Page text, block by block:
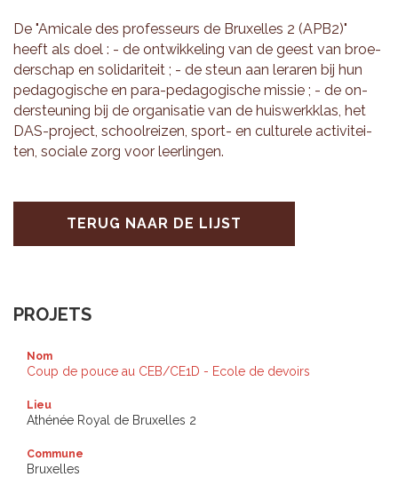
De "Ami­ca­le des pro­fes­seurs de Bruxel­les 2 (APB2)"
heeft als doel : - de ont­wik­ke­ling van de geest van broe­
der­schap en so­li­da­ri­teit ; - de steun aan le­ra­ren bij hun
pe­da­go­gi­sche en para-pe­da­go­gi­sche mis­sie ; - de on­
der­steu­ning bij de or­ga­ni­sa­tie van de huis­werk­klas, het
DAS-pro­ject, school­rei­zen, sport- en cul­tu­re­le ac­ti­vi­tei­
ten, so­ci­a­le zorg voor leer­lin­gen.
TERUG NAAR DE LIJST
PROJETS
Nom
Coup de pouce au CEB/CE1D - Ecole de devoirs
Lieu
Athénée Royal de Bruxelles 2
Commune
Bruxelles